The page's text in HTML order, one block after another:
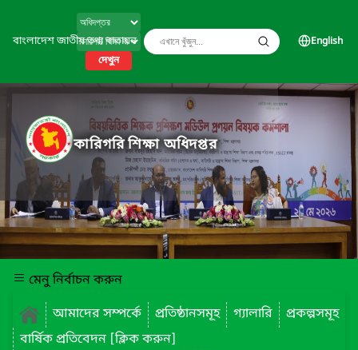
বাংলাদেশ জাতীয় তথ্য বাতায়ন
দেখুন
English
কারিগরি শিক্ষা অধিদপ্তর
মেনু নির্বাচন করুন
আমাদের সম্পর্কে
প্রতিষ্ঠানসমূহ গ্যালারি
প্রকল্পসমূহ
বার্ষিক প্রতিবেদন [ক্লিক করুন]